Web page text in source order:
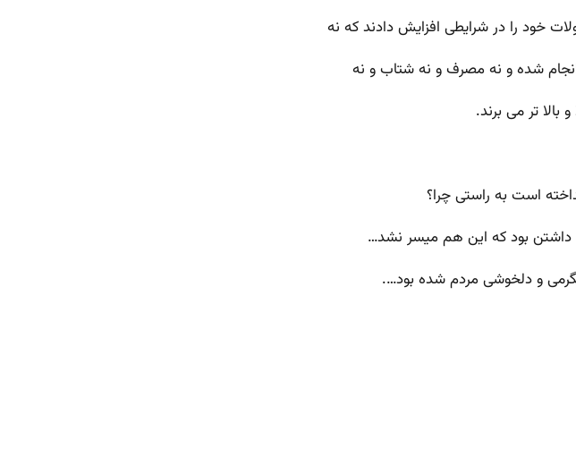
خود را در شرایطی افزایش دادند که نه
شده و نه مصرف و نه شتاب و نه
تر می برند.
است به راستی چرا؟
داشتن بود که این هم میسر نشد…
و دلخوشی مردم شده بود….